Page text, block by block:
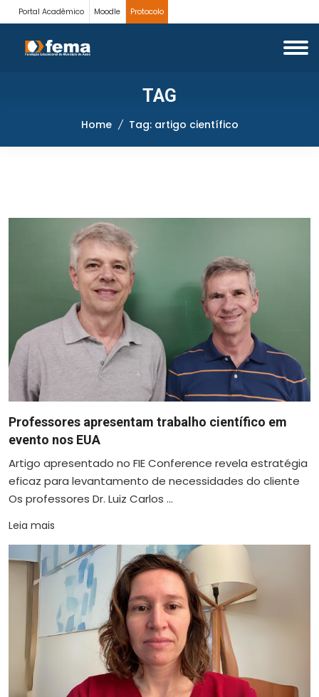
Portal Acadêmico Moodle Protocolo
TAG
Home Tag: artigo científico
Professores apresentam trabalho científico em
evento nos EUA
Artigo apresentado no FIE Conference revela estratégia
eficaz para levantamento de necessidades do cliente
Os professores Dr. Luiz Carlos ...
Leia mais